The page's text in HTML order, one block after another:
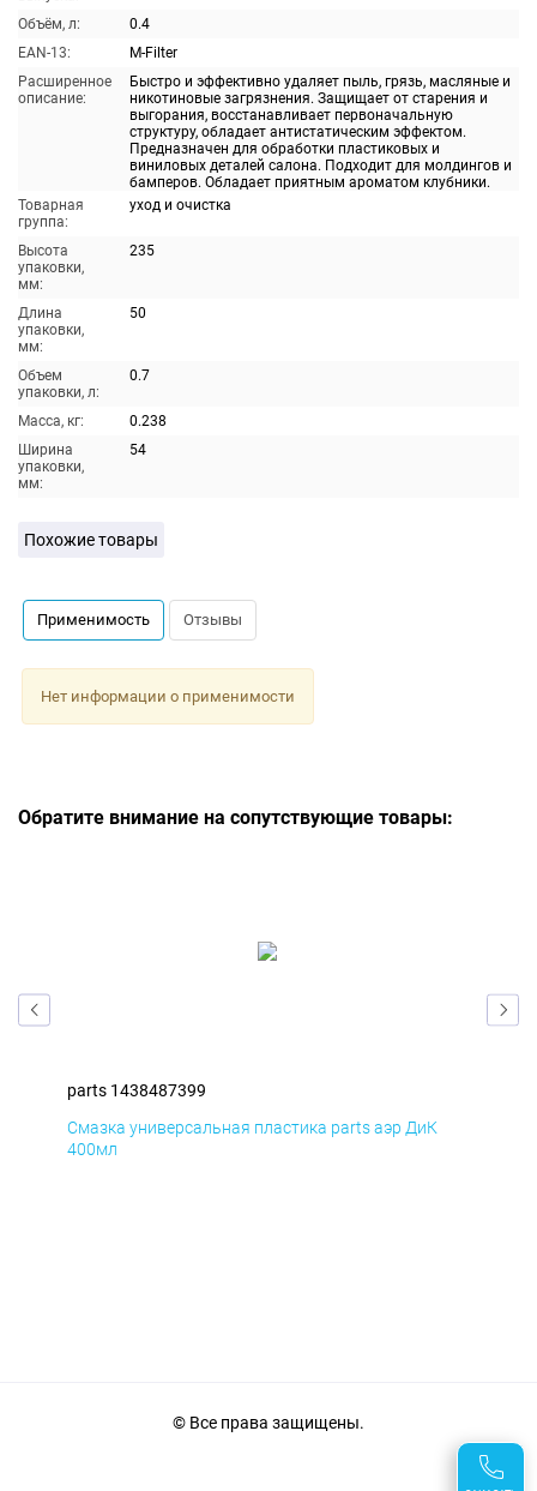
Объём, л:
0.4
EAN-13:
M-Filter
Расширенное
описание:
Быстро и эффективно удаляет пыль, грязь, масляные и
никотиновые загрязнения. Защищает от старения и
выгорания, восстанавливает первоначальную
структуру, обладает антистатическим эффектом.
Предназначен для обработки пластиковых и
виниловых деталей салона. Подходит для молдингов и
бамперов. Обладает приятным ароматом клубники.
Товарная
группа:
уход и очистка
Высота
упаковки,
мм:
235
Длина
упаковки,
мм:
50
Объем
упаковки, л:
0.7
Масса, кг:
0.238
Ширина
упаковки,
мм:
54
Похожие товары
Применимость Отзывы
Нет информации о применимости
Обратите внимание на сопутствующие товары:
parts 1438487399
Смазка универсальная пластика parts аэр ДиК
400мл
© Все права защищены.